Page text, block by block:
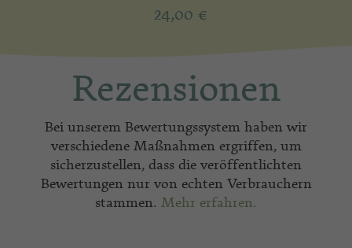
24,00 €
Rezensionen
Bei unserem Bewertungssystem haben wir
verschiedene Maßnahmen ergriffen, um
sicherzustellen, dass die veröffentlichten
Bewertungen nur von echten Verbrauchern
stammen. Mehr erfahren.